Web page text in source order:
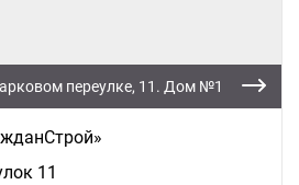
переулке, 11. Дом №1
11